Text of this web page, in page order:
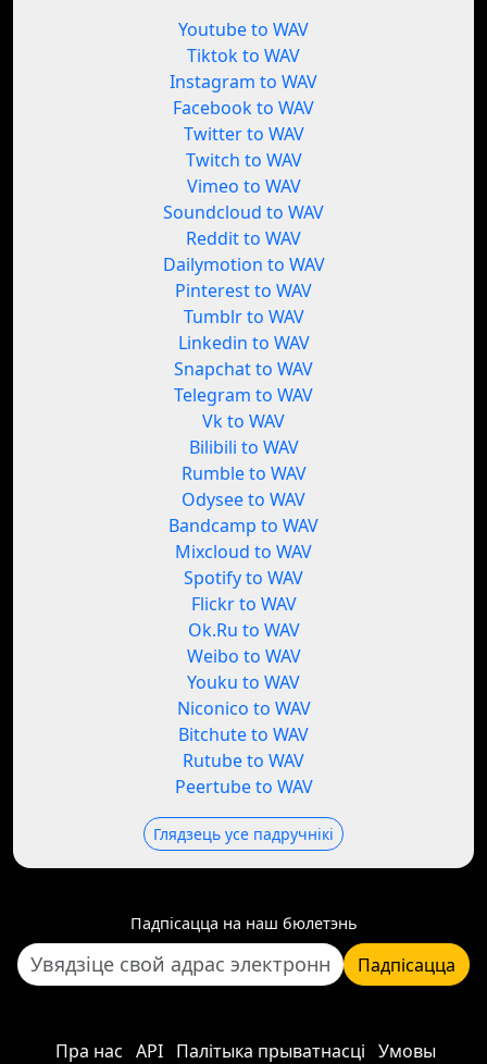
Youtube to WAV
Tiktok to WAV
Instagram to WAV
Facebook to WAV
Twitter to WAV
Twitch to WAV
Vimeo to WAV
Soundcloud to WAV
Reddit to WAV
Dailymotion to WAV
Pinterest to WAV
Tumblr to WAV
Linkedin to WAV
Snapchat to WAV
Telegram to WAV
Vk to WAV
Bilibili to WAV
Rumble to WAV
Odysee to WAV
Bandcamp to WAV
Mixcloud to WAV
Spotify to WAV
Flickr to WAV
Ok.Ru to WAV
Weibo to WAV
Youku to WAV
Niconico to WAV
Bitchute to WAV
Rutube to WAV
Peertube to WAV
Глядзець усе падручнікі
Падпісацца на наш бюлетэнь
Падпісацца
Пра нас API Палітыка прыватнасці Умовы